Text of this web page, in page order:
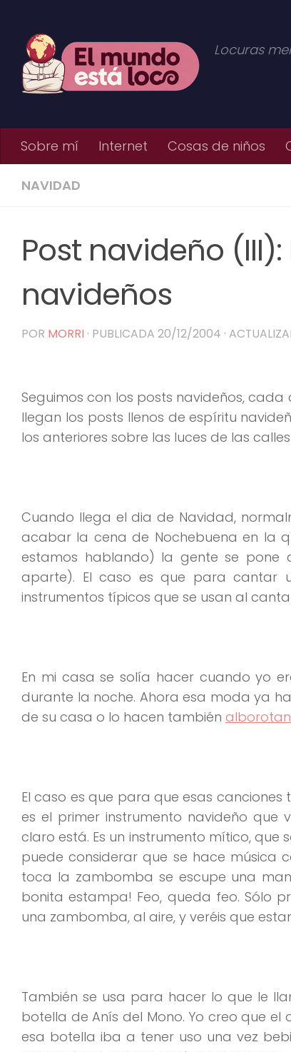
Locuras
Sobre mí Internet Cosas de niños
NAVIDAD
Post navideño
navideños
POR MORRI · PUBLICADA 20/12/2004 ·
Seguimos con los posts navideños,
llegan los posts llenos de espíritu
los anteriores sobre las luces de las
Cuando llega el dia de Navidad,
acabar la cena de Nochebuena en la
estamos hablando) la gente se pone
aparte). El caso es que para cantar
instrumentos típicos que se usan al
En mi casa se solía hacer cuando yo
durante la noche. Ahora esa moda ya
de su casa o lo hacen también
El caso es que para que esas
es el primer instrumento navideño
claro está. Es un instrumento mítico, que
puede considerar que se hace música
toca la zambomba se escupe una
bonita estampa! Feo, queda feo. Sólo
una zambomba, al aire, y veréis que
También se usa para hacer lo que le
botella de Anís del Mono. Yo creo que
esa botella iba a tener uso una vez